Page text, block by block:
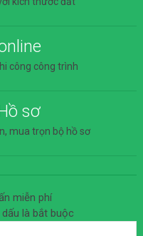
công công trình
sơ
mua trọn bộ hồ sơ
miễn phí
dấulà bắt buộc